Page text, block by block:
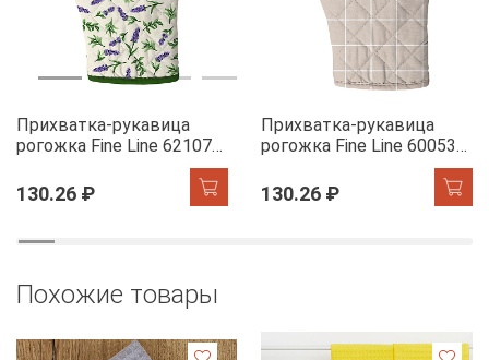
Прихватка-рукавица
рогожка Fine Line 62107-1
130.26 ₽
Прихватка-рукавица
рогожка Fine Line 60053-1
130.26 ₽
Похожие товары